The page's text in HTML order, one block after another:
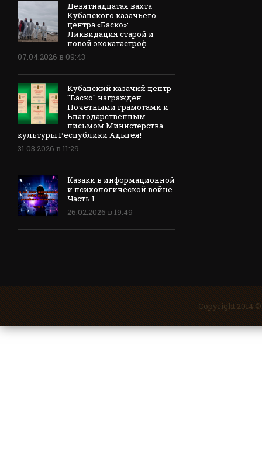
Девятнадцатая вахта
Кубанского казачьего
центра «Баско»:
Ликвидация старой и
новой экокатастроф.
07.04.2026 в 09:43
Кубанский казачий центр
"Баско" награжден
Почетными грамотами и
Благодарственным
письмом Министерства
культуры Республики Адыгея!
31.03.2026 в 11:29
Казаки в информационной
и психологической войне.
Часть I.
26.02.2026 в 19:49
Copyright 2014